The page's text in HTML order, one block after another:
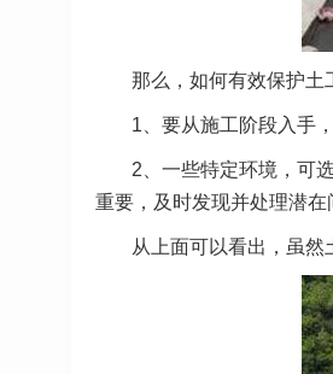
那么，如何有效保护土
1、要从施工阶段入手
2、一些特定环境，可
重要，及时发现并处理潜在
从上面可以看出，虽然